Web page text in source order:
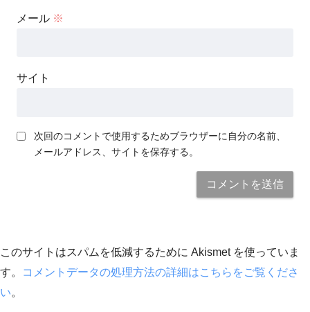
メール ※
サイト
次回のコメントで使用するためブラウザーに自分の名前、
メールアドレス、サイトを保存する。
このサイトはスパムを低減するために Akismet を使っていま
す。
コメントデータの処理方法の詳細はこちらをご覧くださ
い。